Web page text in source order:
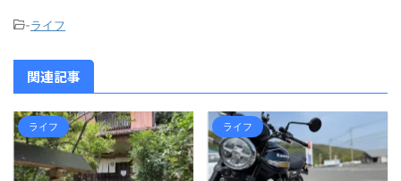
-ライフ
関連記事
ライフ ライフ